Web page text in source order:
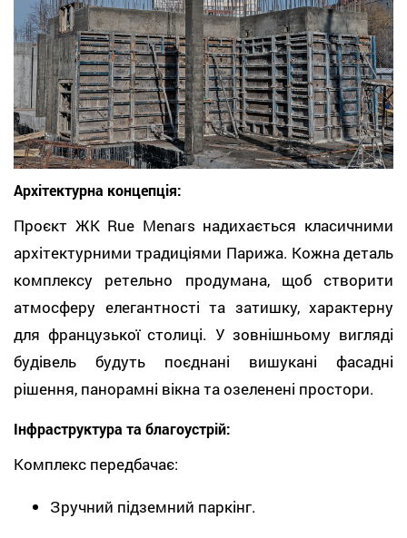
Архітектурна концепція:
Проєкт ЖК Rue Menars надихається класичними
архітектурними традиціями Парижа. Кожна деталь
комплексу ретельно продумана, щоб створити
атмосферу елегантності та затишку, характерну
для французької столиці. У зовнішньому вигляді
будівель будуть поєднані вишукані фасадні
рішення, панорамні вікна та озеленені простори.
Інфраструктура та благоустрій:
Комплекс передбачає:
Зручний підземний паркінг.